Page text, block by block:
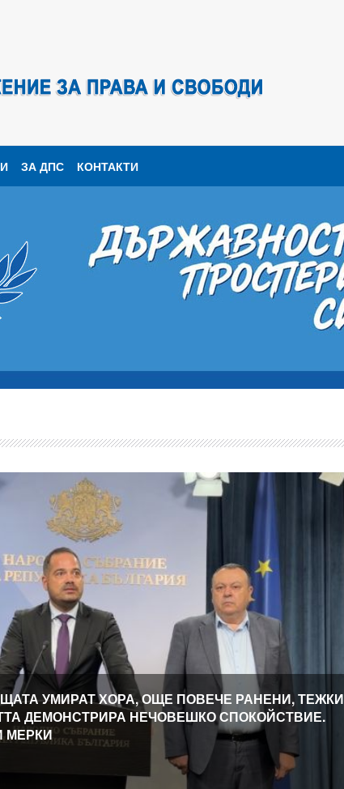
ЗА ДПС КОНТАКТИ
УМИРАТ ХОРА, ОЩЕ ПОВЕЧЕ РАНЕНИ, ТЕЖКИ
ДЕМОНСТРИРА НЕЧОВЕШКО СПОКОЙСТВИЕ.
МЕРКИ